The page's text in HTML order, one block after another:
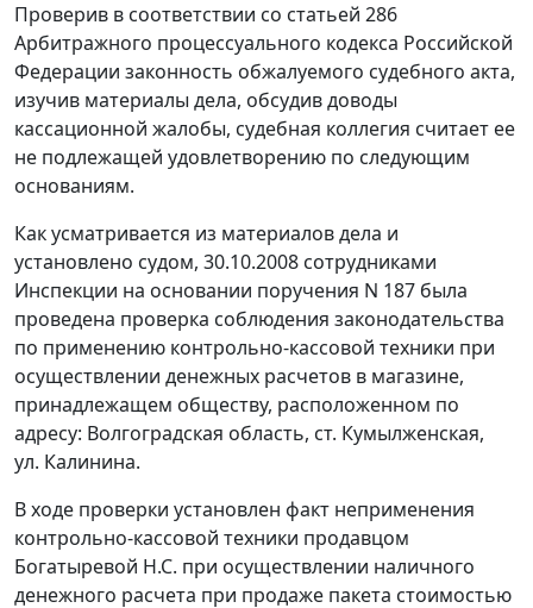
Проверив в соответствии со статьей 286
Арбитражного процессуального кодекса Российской
Федерации законность обжалуемого судебного акта,
изучив материалы дела, обсудив доводы
кассационной жалобы, судебная коллегия считает ее
не подлежащей удовлетворению по следующим
основаниям.
Как усматривается из материалов дела и
установлено судом, 30.10.2008 сотрудниками
Инспекции на основании поручения N 187 была
проведена проверка соблюдения законодательства
по применению контрольно-кассовой техники при
осуществлении денежных расчетов в магазине,
принадлежащем обществу, расположенном по
адресу: Волгоградская область, ст. Кумылженская,
ул. Калинина.
В ходе проверки установлен факт неприменения
контрольно-кассовой техники продавцом
Богатыревой Н.С. при осуществлении наличного
денежного расчета при продаже пакета стоимостью